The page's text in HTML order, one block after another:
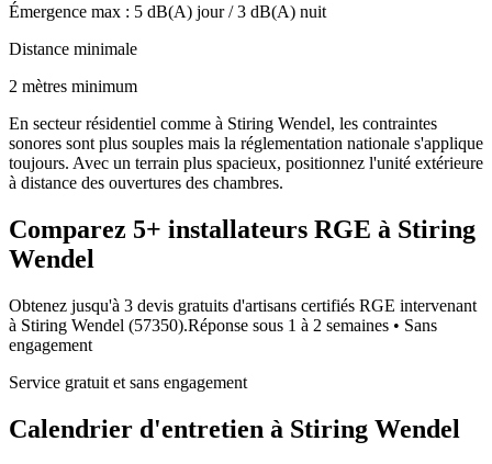
Émergence max : 5 dB(A) jour /3 dB(A) nuit
Distance minimale
2 mètres minimum
En secteur résidentiel comme à Stiring Wendel, les contraintes
sonores sont plus souples mais la réglementation nationale s'applique
toujours. Avec un terrain plus spacieux, positionnez l'unité extérieure
à distance des ouvertures des chambres.
Comparez 5+ installateurs RGE à Stiring
Wendel
Obtenez jusqu'à 3 devis gratuits d'artisans certifiés RGE intervenant
à Stiring Wendel (57350).Réponse sous 1 à 2 semaines • Sans
engagement
Service gratuit et sans engagement
Calendrier d'entretien à Stiring Wendel